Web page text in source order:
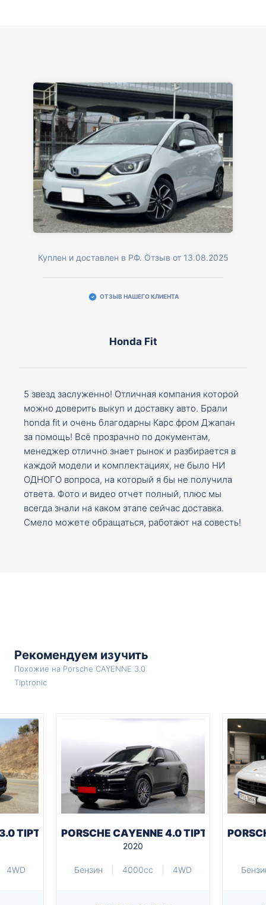
Куплен и доставлен в РФ. Отзыв от 13.08.2025
ОТЗЫВ НАШЕГО КЛИЕНТА
Honda Fit
5 звезд заслуженно! Отличная компания которой
можно доверить выкуп и доставку авто. Брали
honda fit и очень благодарны Карс фром Джапан
за помощь! Всё прозрачно по документам,
менеджер отлично знает рынок и разбирается в
каждой модели и комплектациях, не было НИ
ОДНОГО вопроса, на который я бы не получила
ответа. Фото и видео отчет полный, плюс мы
всегда знали на каком этапе сейчас доставка.
Смело можете обращаться, работают на совесть!
Рекомендуем изучить
Похожие на Porsche CAYENNE 3.0
Tiptronic
TIPTRONIC
4WD
PORSCHE CAYENNE 4.0 TIPTRONIC
2020
Бензин 4000cc 4WD